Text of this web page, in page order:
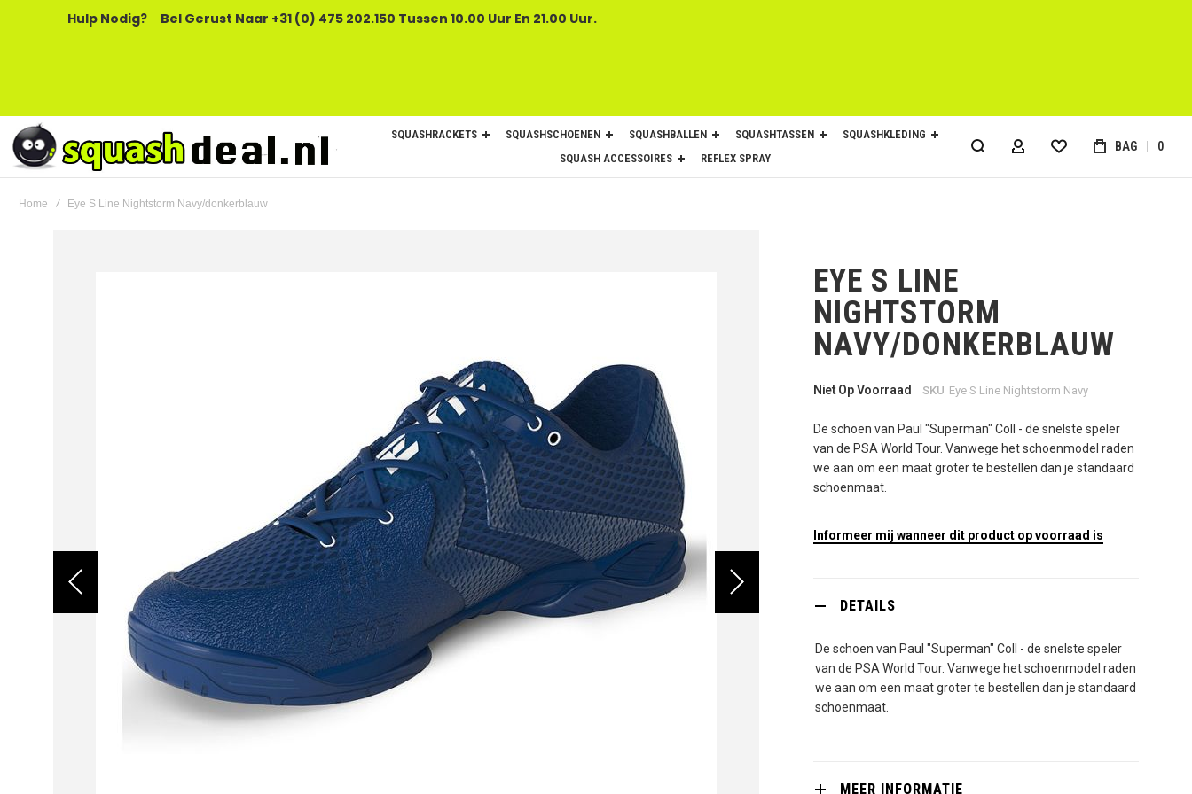
Hulp Nodig? Bel Gerust Naar +31 (0) 475 202.150 Tussen 10.00 Uur En 21.00 Uur.
SQUASHRACKETS SQUASHSCHOENEN SQUASHBALLEN SQUASHTASSEN
SQUASHKLEDING
SQUASH ACCESSOIRES
REFLEX SPRAY ACCOUNT BAG 0
Home Eye S Line Nightstorm Navy/donkerblauw
EYE S LINE
NIGHTSTORM
NAVY/DONKERBLAUW
Niet Op Voorraad SKU Eye S Line Nightstorm Navy
De schoen van Paul "Superman" Coll - de snelste speler
van de PSA World Tour. Vanwege het schoenmodel raden
we aan om een maat groter te bestellen dan je standaard
schoenmaat.
Informeer mij wanneer dit product op voorraad is
DETAILS
De schoen van Paul "Superman" Coll - de snelste speler
van de PSA World Tour. Vanwege het schoenmodel raden
we aan om een maat groter te bestellen dan je standaard
schoenmaat.
MEER INFORMATIE